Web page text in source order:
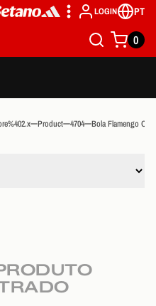
LOGIN PT
0
Product 4704 Bola Flamengo